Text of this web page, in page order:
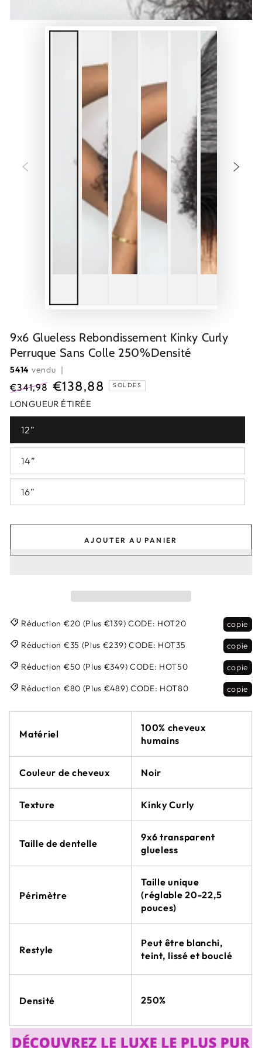
9x6 Glueless Rebondissement Kinky Curly
Perruque Sans Colle 250%Densité
5414 vendu ｜
Prix
normal
€341,98
Prix
de
€138,88 SOLDES
LONGUEUR ÉTIRÉE
12”
14”
16”
AJOUTER AU PANIER
Réduction €20 (Plus €139) CODE: HOT20
copie
Réduction €35 (Plus €239) CODE: HOT35
copie
Réduction €50 (Plus €349) CODE: HOT50
copie
Réduction €80 (Plus €489) CODE: HOT80 copie
Matériel
100% cheveux
humains
Couleur de cheveux Noir
Texture Kinky Curly
Taille de dentelle
9x6 transparent
glueless
Périmètre
Taille unique
(réglable 20-22,5
pouces)
Restyle
Peut être blanchi,
teint, lissé et bouclé
Densité 250%